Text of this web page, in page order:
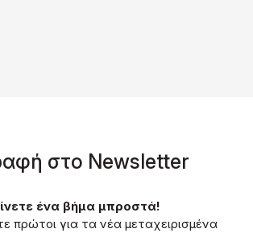
στο Νewsletter
ένα βήμα μπροστά!
πρώτοι για τα νέα μεταχειρισμένα